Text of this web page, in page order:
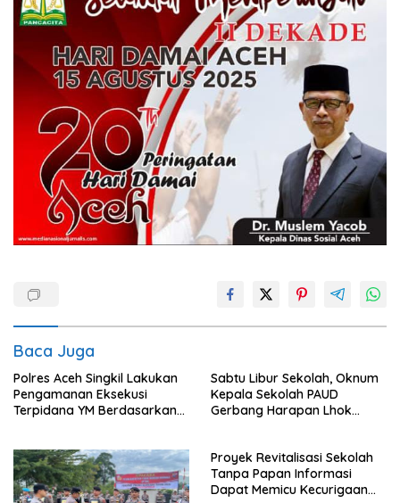
Baca Juga
Polres Aceh Singkil Lakukan
Pengamanan Eksekusi
Terpidana YM Berdasarkan
Sabtu Libur Sekolah, Oknum
Kepala Sekolah PAUD
Gerbang Harapan Lhok
Terhadap Wartawan Diminta
APH Lidik Anggaran
Proyek Revitalisasi Sekolah
Tanpa Papan Informasi
Dapat Memicu Kecurigaan